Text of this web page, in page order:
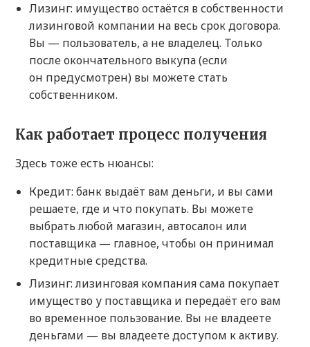
Лизинг: имущество остаётся в собственности
лизинговой компании на весь срок договора.
Вы — пользователь, а не владелец. Только
после окончательного выкупа (если
он предусмотрен) вы можете стать
собственником.
Как работает процесс получения
Здесь тоже есть нюансы:
Кредит: банк выдаёт вам деньги, и вы сами
решаете, где и что покупать. Вы можете
выбрать любой магазин, автосалон или
поставщика — главное, чтобы он принимал
кредитные средства.
Лизинг: лизинговая компания сама покупает
имущество у поставщика и передаёт его вам
во временное пользование. Вы не владеете
деньгами — вы владеете доступом к активу.